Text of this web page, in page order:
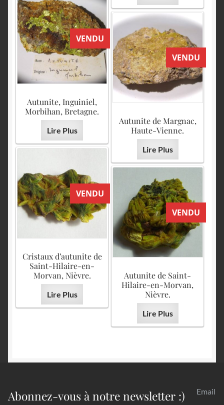
VENDU
Autunite, Inguiniel,
Morbihan, Bretagne.
Lire Plus
VENDU
Autunite de Margnac,
Haute-Vienne.
Lire Plus
VENDU
Cristaux d’autunite de
Saint-Hilaire-en-
Morvan, Nièvre.
Lire Plus
VENDU
Autunite de Saint-
Hilaire-en-Morvan,
Nièvre.
Lire Plus
Abonnez-vous à notre newsletter :) Email